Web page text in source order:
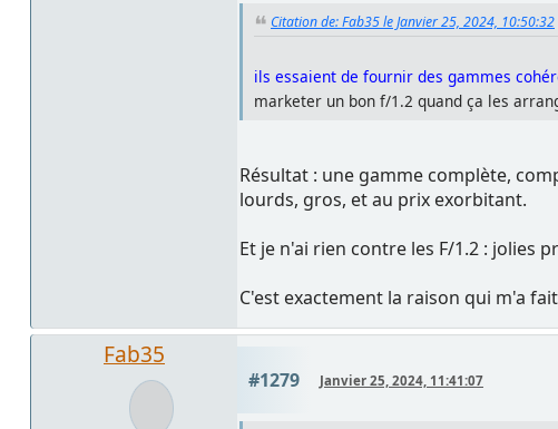
Citation de: Fab35 le Janvier 25, 2024, 10:50:32
ils essaient de fournir des gammes
marketer un bon f/1.2 quand ça les
Résultat : une gamme complète,
lourds, gros, et au prix exorbitant.
Et je n'ai rien contre les F/1.2 : jolies
C'est exactement la raison qui m'a
Fab35
#1279 Janvier 25, 2024, 11:41:07